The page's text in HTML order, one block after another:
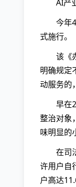
随着
的部分限
量已破百。
有用
限制。
AI需
这一
戏”中，